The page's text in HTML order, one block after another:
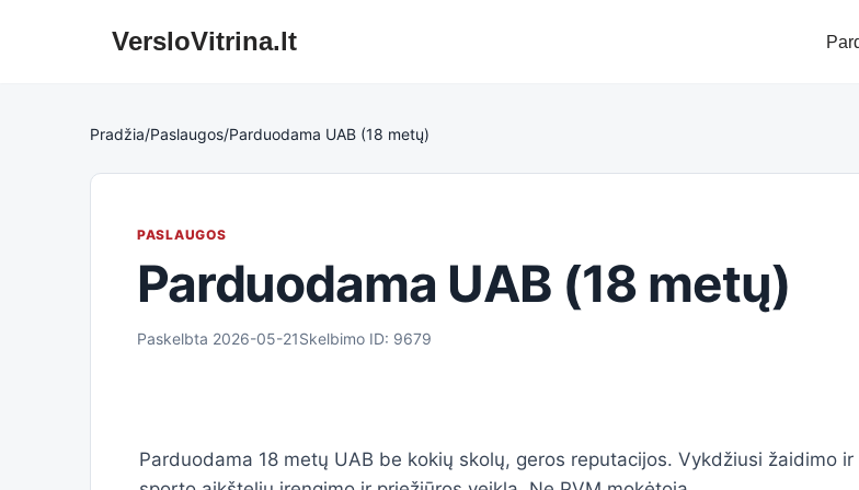
VersloVitrina.lt
Pradžia/Paslaugos/Parduodama UAB (18 metų)
PASLAUGOS
Parduodama UAB (18 metų)
Paskelbta 2026-05-21Skelbimo ID: 9679
Parduodama 18 metų UAB be kokių skolų, geros reputacijos. Vykdžiusi žaidimo ir